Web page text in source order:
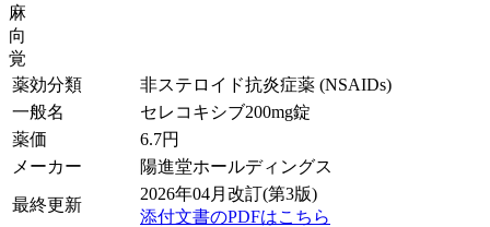
麻
向
覚
薬効分類
非ステロイド抗炎症薬 (NSAIDs)
一般名
セレコキシブ200mg錠
薬価
6.7円
メーカー
陽進堂ホールディングス
最終更新
2026年04月改訂(第3版)
添付文書のPDFはこちら